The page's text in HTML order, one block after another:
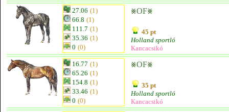
27.06 (1)
66.8 (1)
111.7 (1)
35.36 (1)
0 (0)
⨳OF⨳
45 pt
Holland sportló
Kancacsikó
16.77 (1)
65.26 (1)
154.8 (1)
33.46 (1)
0 (0)
⨳OF⨳
35 pt
Holland sportló
Kancacsikó